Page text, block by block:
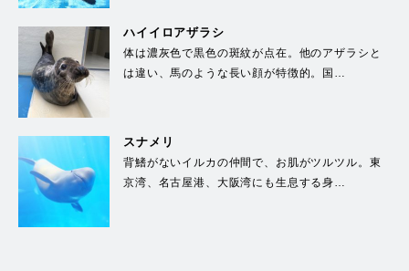
ハイイロアザラシ
体は濃灰色で黒色の斑紋が点在。他のアザラシと
は違い、馬のような長い顔が特徴的。国…
スナメリ
背鰭がないイルカの仲間で、お肌がツルツル。東
京湾、名古屋港、大阪湾にも生息する身…